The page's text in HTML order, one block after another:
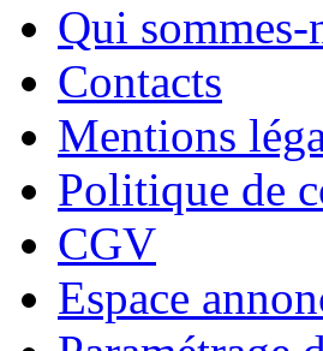
Qui sommes-
Contacts
Mentions
Politique de
CGV
Espace